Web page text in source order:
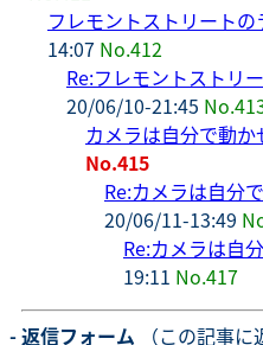
フレモントストリートの
14:07 No.412
Re:フレモントストリ
20/06/10-21:45
カメラは自分で動か
No.415
Re:カメラは自分
20/06/11-13:49
Re:カメラは自
19:11 No.417
- 返信フォーム （この記事